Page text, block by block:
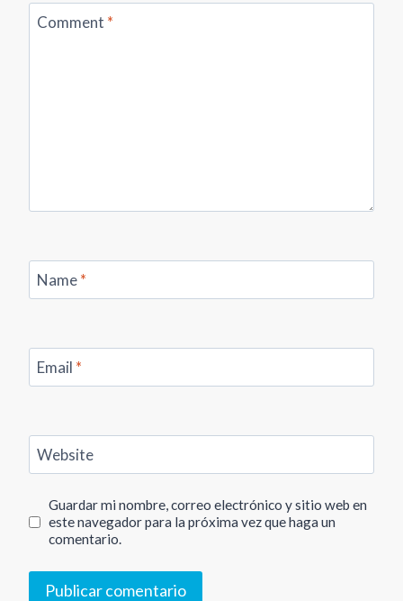
Comment *
Name*
Email *
Website
Guardar mi nombre, correo electrónico y sitio web en
este navegador para la próxima vez que haga un
comentario.